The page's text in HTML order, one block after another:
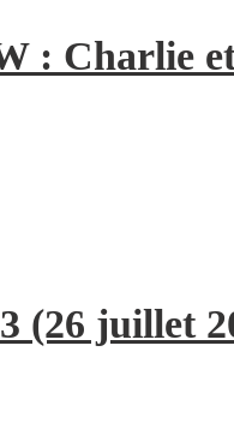
: Charlie
(26 juillet